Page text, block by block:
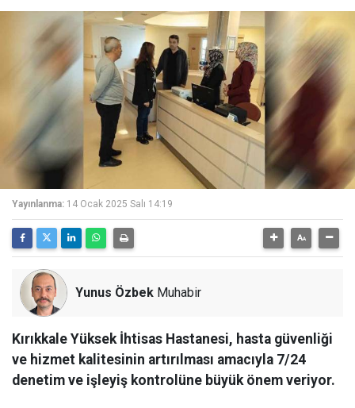
Yayınlanma: 14 Ocak 2025 Salı 14:19
Yunus Özbek Muhabir
Kırıkkale Yüksek İhtisas Hastanesi, hasta güvenliği
ve hizmet kalitesinin artırılması amacıyla 7/24
denetim ve işleyiş kontrolüne büyük önem veriyor.